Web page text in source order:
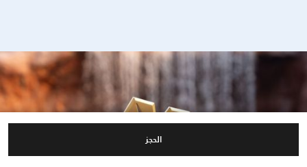
الحجز